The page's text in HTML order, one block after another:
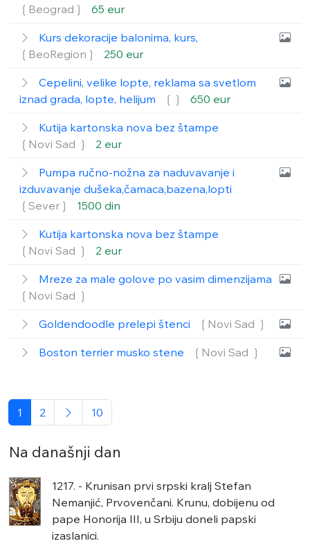
❲Beograd❳
65 eur
Kurs dekoracije balonima, kurs,
❲BeoRegion❳
250 eur
Cepelini, velike lopte, reklama sa svetlom
iznad grada, lopte, helijum
❲❳ 650 eur
Kutija kartonska nova bez štampe
❲Novi Sad ❳
2 eur
Pumpa ručno-nožna za naduvavanje i
izduvavanje dušeka,čamaca,bazena,lopti
❲Sever❳
1500 din
Kutija kartonska nova bez štampe
❲Novi Sad ❳
2 eur
Mreze za male golove po vasim dimenzijama
❲Novi Sad ❳
Goldendoodle prelepi štenci ❲Novi Sad ❳
Boston terrier musko stene ❲Novi Sad ❳
1 2 10
Na današnji dan
1217. - Krunisan prvi srpski kralj Stefan
Nemanjić, Prvovenčani. Krunu, dobijenu od
pape Honorija III, u Srbiju doneli papski
izaslanici.